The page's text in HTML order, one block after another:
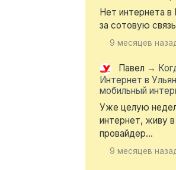
Нет интернета
за сотовую
9 месяцев
Павел →
Интернет в
мобильный
Уже целую
интернет, живу
провайдер...
9 месяцев